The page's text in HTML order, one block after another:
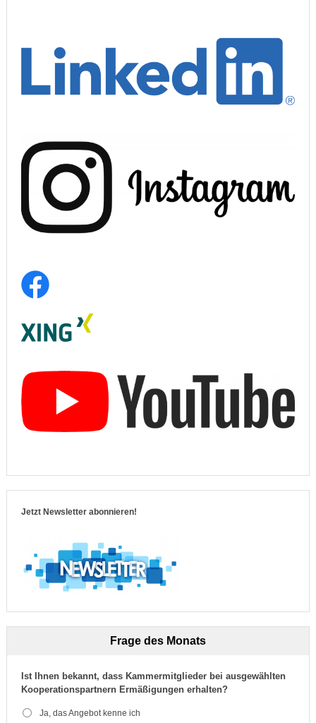
Jetzt Newsletter abonnieren!
Frage des Monats
Ist Ihnen bekannt, dass Kammermitglieder bei ausgewählten
Kooperationspartnern Ermäßigungen erhalten?
Ja, das Angebot kenne ich